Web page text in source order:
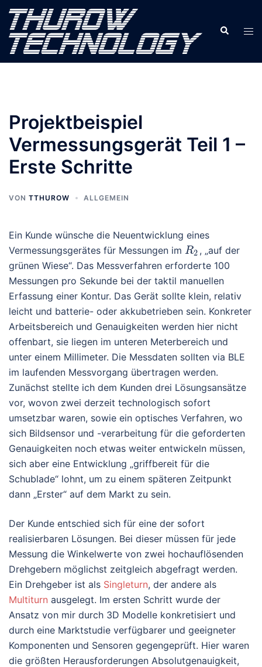
Zum
Inhalt
springen
Suche
Projektbeispiel
Vermessungsgerät Teil 1 –
Erste Schritte
VON TTHUROW ALLGEMEIN
Ein Kunde wünsche die Neuentwicklung eines
Vermessungsgerätes für Messungen im R2 , „auf der
grünen Wiese“. Das Messverfahren erforderte 100
Messungen pro Sekunde bei der taktil manuellen
Erfassung einer Kontur. Das Gerät sollte klein, relativ
leicht und batterie- oder akkubetrieben sein. Konkreter
Arbeitsbereich und Genauigkeiten werden hier nicht
offenbart, sie liegen im unteren Meterbereich und
unter einem Millimeter. Die Messdaten sollten via BLE
im laufenden Messvorgang übertragen werden.
Zunächst stellte ich dem Kunden drei Lösungsansätze
vor, wovon zwei derzeit technologisch sofort
umsetzbar waren, sowie ein optisches Verfahren, wo
sich Bildsensor und -verarbeitung für die geforderten
Genauigkeiten noch etwas weiter entwickeln müssen,
sich aber eine Entwicklung „griffbereit für die
Schublade“ lohnt, um zu einem späteren Zeitpunkt
dann „Erster“ auf dem Markt zu sein.
Der Kunde entschied sich für eine der sofort
realisierbaren Lösungen. Bei dieser müssen für jede
Messung die Winkelwerte von zwei hochauflösenden
Drehgebern möglichst zeitgleich abgefragt werden.
Ein Drehgeber ist als Singleturn, der andere als
Multiturn ausgelegt. Im ersten Schritt wurde der
Ansatz von mir durch 3D Modelle konkretisiert und
durch eine Marktstudie verfügbarer und geeigneter
Komponenten und Sensoren gegengeprüft. Hier waren
die größten Herausforderungen Absolutgenauigkeit,